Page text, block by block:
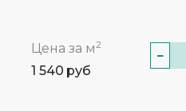
Цена за м2
1 540 руб
−